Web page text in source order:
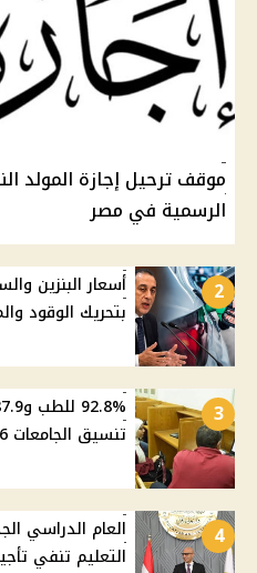
الرسمية في مصر
2
أسعار البنزين
بتحريك الوقود
3
تنسيق الجامعات 2026 وأماكن المرحلة الثانية
4
التعليم تنفي